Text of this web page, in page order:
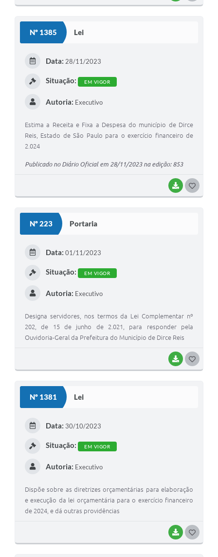
Nº 1385 Lei
BAIXAR
Data: 28/11/2023
Situação: EM VIGOR
Autoria: Executivo
Estima a Receita e Fixa a Despesa do município de Dirce
Reis, Estado de São Paulo para o exercício financeiro de
2.024
Publicado no Diário Oficial em 28/11/2023 na edição: 853
Nº 223 Portaria
BAIXAR
Data: 01/11/2023
Situação: EM VIGOR
Autoria: Executivo
Designa servidores, nos termos da Lei Complementar nº
202, de 15 de junho de 2.021, para responder pela
Ouvidoria-Geral da Prefeitura do Município de Dirce Reis
Nº 1381 Lei
BAIXAR
Data: 30/10/2023
Situação: EM VIGOR
Autoria: Executivo
Dispõe sobre as diretrizes orçamentárias para elaboração
e execução da lei orçamentária para o exercício financeiro
de 2024, e dá outras providências